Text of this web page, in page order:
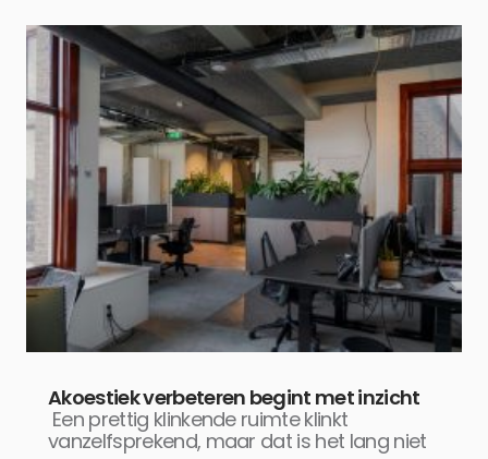
Akoestiek verbeteren begint met inzicht
Een prettig klinkende ruimte klinkt
vanzelfsprekend, maar dat is het lang niet